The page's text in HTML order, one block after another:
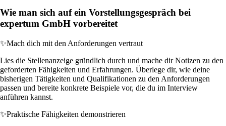
Wie man sich auf ein Vorstellungsgespräch bei
expertum GmbH vorbereitet
✨Mach dich mit den Anforderungen vertraut
Lies die Stellenanzeige gründlich durch und mache dir Notizen zu den
geforderten Fähigkeiten und Erfahrungen. Überlege dir, wie deine
bisherigen Tätigkeiten und Qualifikationen zu den Anforderungen
passen und bereite konkrete Beispiele vor, die du im Interview
anführen kannst.
✨Praktische Fähigkeiten demonstrieren